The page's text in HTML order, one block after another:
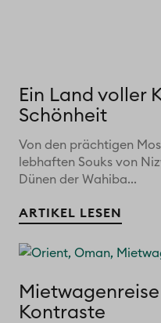
Ein Land voller
Schönheit
Von den prächtigen
lebhaften Souks von
Dünen der Wahiba...
ARTIKEL LESEN
Kontraste